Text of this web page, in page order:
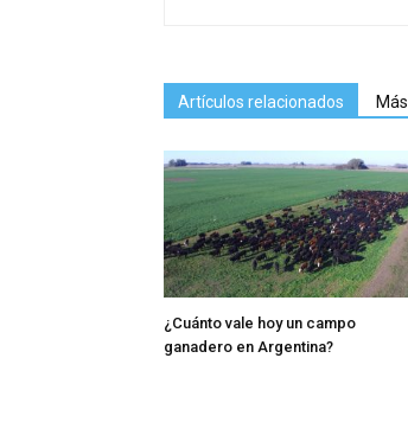
Artículos relacionados
¿Cuánto vale hoy un campo
ganadero en Argentina?